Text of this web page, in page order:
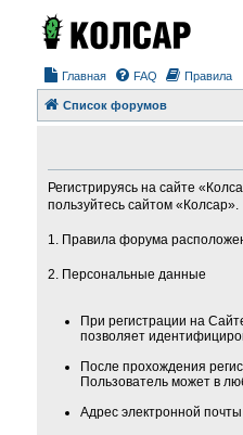
Главная FAQ Правила
Список форумов
Регистрируясь на сайте
пользуйтесь сайтом «Колсар».
1. Правила форума
2. Персональные данные
При регистрации на
позволяет
После прохождения
Пользователь может в
Адрес электронной